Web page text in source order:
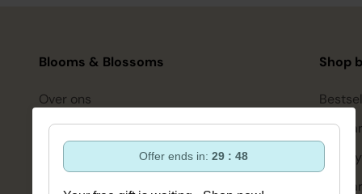
Blooms & Blossoms
Over ons
Ondersteuning en advies via:
088-6063800
ma-vr 08:30 - 16:45 uur
Shop
Offer ends in:29 : 47